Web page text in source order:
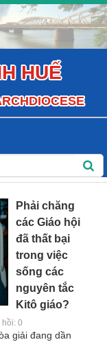
HUẾ
Phải chăng
các Giáo hội
đã thất bại
trong việc
sống các
nguyên tắc
Kitô giáo?
hồi: 0
giải đang dần